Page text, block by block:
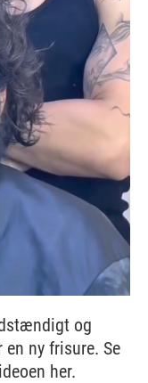
og
ny frisure. Se
her.